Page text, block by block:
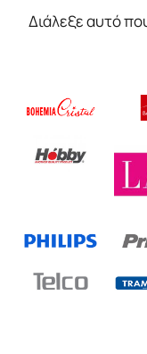
Διάλεξε αυτό